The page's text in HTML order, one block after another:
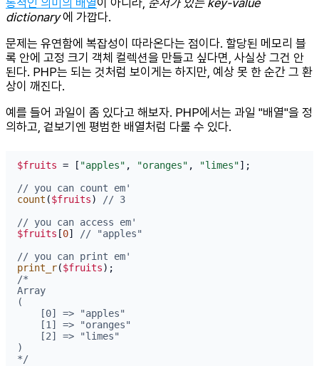
통적인 의미의 배열이 아니라, 순서가 있는 key-value
dictionary에 가깝다.
문제는 유연함에 복잡성이 따라온다는 점이다. 할당된 메모리 블
록 안에 고정 크기 객체 컬렉션을 만들고 싶다면, 사실상 그건 안
된다. PHP는 되는 것처럼 보이게는 하지만, 예상 못 한 순간 그 환
상이 깨진다.
예를 들어 과일이 좀 있다고 해보자. PHP에서는 과일 "배열"을 정
의하고, 겉보기엔 평범한 배열처럼 다룰 수 있다.
$fruits = [ "apples" , "oranges" , "limes"];
// you can count em'
count ($fruits) // 3
// you can access em'
$fruits [0] // "apples"
// you can print em'
print_r($fruits
/*
Array
(
    [0] => "apples"
    [1] => "oranges"
    [2] => "limes"
)
*/